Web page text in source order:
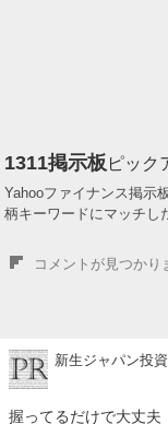
1311掲示板 ピック
Yahooファイナンス掲示
柄キーワードにマッチし
コメントが見つかり
新
新生ジャパン投資
握ってるだけで大丈夫